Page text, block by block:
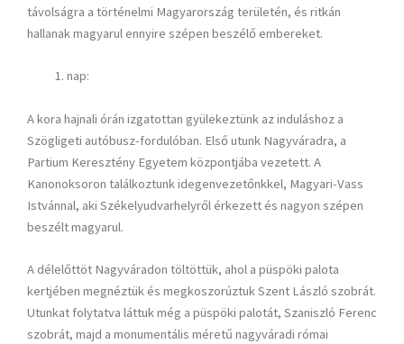
távolságra a történelmi Magyarország területén, és ritkán
hallanak magyarul ennyire szépen beszélő embereket.
nap:
A kora hajnali órán izgatottan gyülekeztünk az induláshoz a
Szögligeti autóbusz-fordulóban. Első utunk Nagyváradra, a
Partium Keresztény Egyetem központjába vezetett. A
Kanonoksoron találkoztunk idegenvezetőnkkel, Magyari-Vass
Istvánnal, aki Székelyudvarhelyről érkezett és nagyon szépen
beszélt magyarul.
A délelőttöt Nagyváradon töltöttük, ahol a püspöki palota
kertjében megnéztük és megkoszorúztuk Szent László szobrát.
Utunkat folytatva láttuk még a püspöki palotát, Szaniszló Ferenc
szobrát, majd a monumentális méretű nagyváradi római